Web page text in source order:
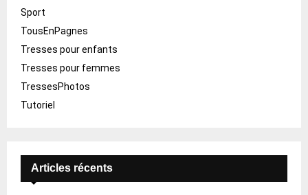
Sport
TousEnPagnes
Tresses pour enfants
Tresses pour femmes
TressesPhotos
Tutoriel
Articles récents